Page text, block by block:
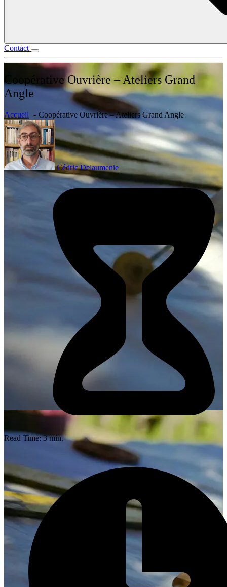
Contact
Coopérative Ouvrière – Ateliers Grand
Angle
Accueil Coopérative Ouvrière – Ateliers Grand Angle
Cédric Delaumenie
Read Time:3min.